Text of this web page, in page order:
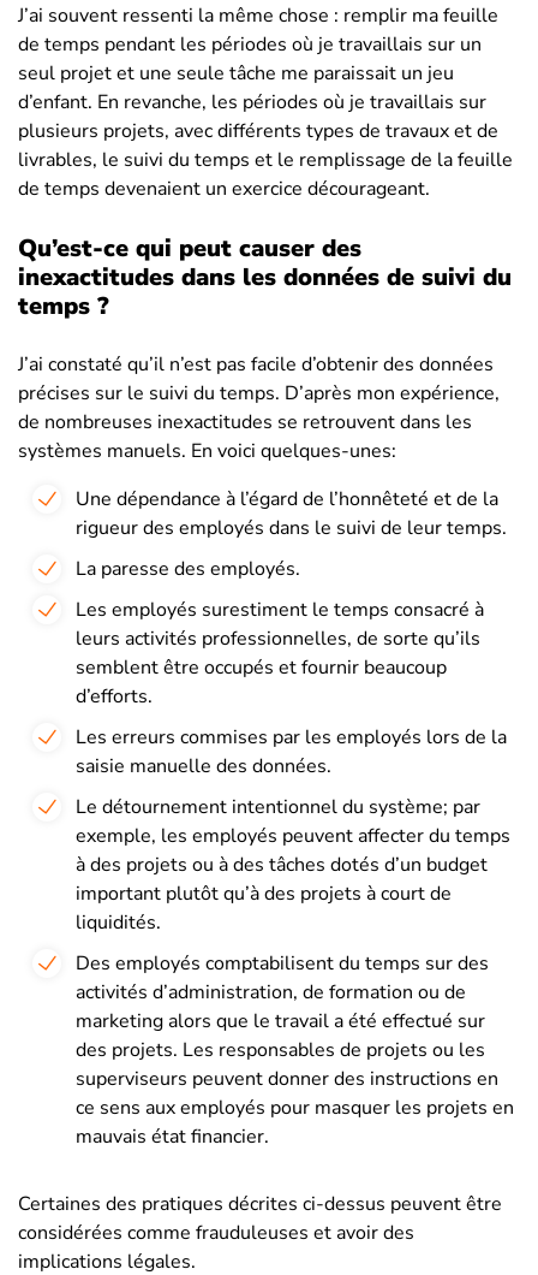
J’ai souvent ressenti la même chose : remplir ma feuille
de temps pendant les périodes où je travaillais sur un
seul projet et une seule tâche me paraissait un jeu
d’enfant. En revanche, les périodes où je travaillais sur
plusieurs projets, avec différents types de travaux et de
livrables, le suivi du temps et le remplissage de la feuille
de temps devenaient un exercice décourageant.
Qu’est-ce qui peut causer des
inexactitudes dans les données de suivi du
temps ?
J’ai constaté qu’il n’est pas facile d’obtenir des données
précises sur le suivi du temps. D’après mon expérience,
de nombreuses inexactitudes se retrouvent dans les
systèmes manuels. En voici quelques-unes:
Une dépendance à l’égard de l’honnêteté et de la
rigueur des employés dans le suivi de leur temps.
La paresse des employés.
Les employés surestiment le temps consacré à
leurs activités professionnelles, de sorte qu’ils
semblent être occupés et fournir beaucoup
d’efforts.
Les erreurs commises par les employés lors de la
saisie manuelle des données.
Le détournement intentionnel du système; par
exemple, les employés peuvent affecter du temps
à des projets ou à des tâches dotés d’un budget
important plutôt qu’à des projets à court de
liquidités.
Des employés comptabilisent du temps sur des
activités d’administration, de formation ou de
marketing alors que le travail a été effectué sur
des projets. Les responsables de projets ou les
superviseurs peuvent donner des instructions en
ce sens aux employés pour masquer les projets en
mauvais état financier.
Certaines des pratiques décrites ci-dessus peuvent être
considérées comme frauduleuses et avoir des
implications légales.